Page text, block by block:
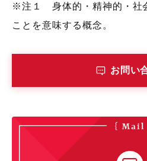
※注１ 身体的・精神的・社
ことを意味する概念。
お問い